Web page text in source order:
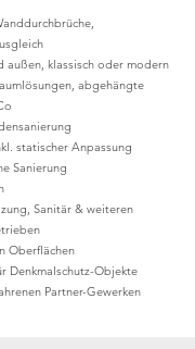
außen, klassisch oder modern
abgehängte
statischer Anpassung
Sanierung
Sanitär & weiteren
Oberflächen
Denkmalschutz-Objekte
Partner-Gewerken